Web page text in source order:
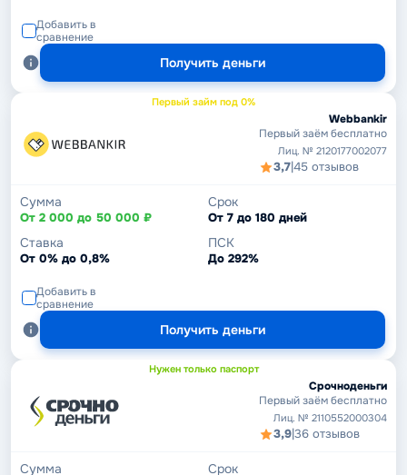
Добавить в
сравнение
Получить деньги
Первый займ под 0%
Webbankir
Первый заём бесплатно
Лиц. № 2120177002077
3,7|45 отзывов
Сумма
От 2 000 до 50 000 ₽
Срок
От 7 до 180 дней
Ставка
От 0% до 0,8%
ПСК
До 292%
Добавить в
сравнение
Получить деньги
Нужен только паспорт
Срочноденьги
Первый заём бесплатно
Лиц. № 2110552000304
3,9|36 отзывов
Сумма Срок